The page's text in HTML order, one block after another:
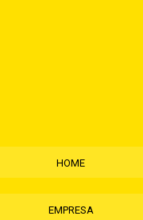
HOME
EMPRESA